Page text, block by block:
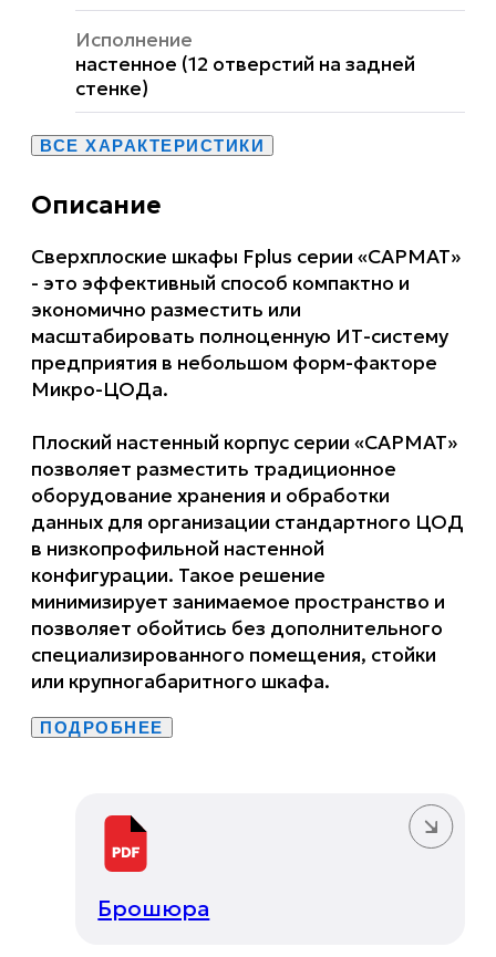
Исполнение
настенное (12 отверстий на задней
стенке)
ВСЕ ХАРАКТЕРИСТИКИ
Описание
Сверхплоские шкафы Fplus серии «САРМАТ»
- это эффективный способ компактно и
экономично разместить или
масштабировать полноценную ИТ-систему
предприятия в небольшом форм-факторе
Микро-ЦОДа.
Плоский настенный корпус серии «САРМАТ»
позволяет разместить традиционное
оборудование хранения и обработки
данных для организации стандартного ЦОД
в низкопрофильной настенной
конфигурации. Такое решение
минимизирует занимаемое пространство и
позволяет обойтись без дополнительного
специализированного помещения, стойки
или крупногабаритного шкафа.
ПОДРОБНЕЕ
Брошюра